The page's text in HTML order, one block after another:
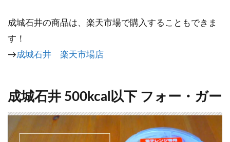
成城石井の商品は、楽天市場で購入することもできま
す！
→成城石井 楽天市場店
成城石井 500kcal以下 フォー・ガー